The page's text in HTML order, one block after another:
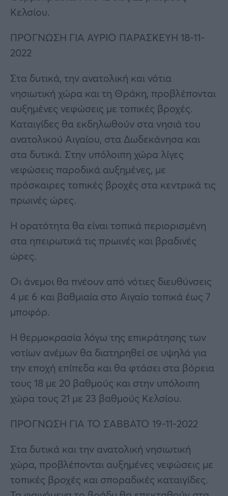
Κελσίου.
ΠΡΟΓΝΩΣΗ ΓΙΑ ΑΥΡΙΟ ΠΑΡΑΣΚΕΥΗ 18-11-
2022
Στα δυτικά, την ανατολική και νότια
νησιωτική χώρα και τη Θράκη, προβλέπονται
αυξημένες νεφώσεις με τοπικές βροχές.
Καταιγίδες θα εκδηλωθούν στα νησιά του
ανατολικού Αιγαίου, στα Δωδεκάνησα και
στα δυτικά. Στην υπόλοιπη χώρα λίγες
νεφώσεις παροδικά αυξημένες, με
πρόσκαιρες τοπικές βροχές στα κεντρικά τις
πρωινές ώρες.
Η ορατότητα θα είναι τοπικά περιορισμένη
στα ηπειρωτικά τις πρωινές και βραδινές
ώρες.
Οι άνεμοι θα πνέουν από νότιες διευθύνσεις
4 με 6 και βαθμιαία στο Αιγαίο τοπικά έως 7
μποφόρ.
Η θερμοκρασία λόγω της επικράτησης των
νοτίων ανέμων θα διατηρηθεί σε υψηλά για
την εποχή επίπεδα και θα φτάσει στα βόρεια
τους 18 με 20 βαθμούς και στην υπόλοιπη
χώρα τους 21 με 23 βαθμούς Κελσίου.
ΠΡΟΓΝΩΣΗ ΓΙΑ ΤΟ ΣΑΒΒΑΤΟ 19-11-2022
Στα δυτικά και την ανατολική νησιωτική
χώρα, προβλέπονται αυξημένες νεφώσεις με
τοπικές βροχές και σποραδικές καταιγίδες.